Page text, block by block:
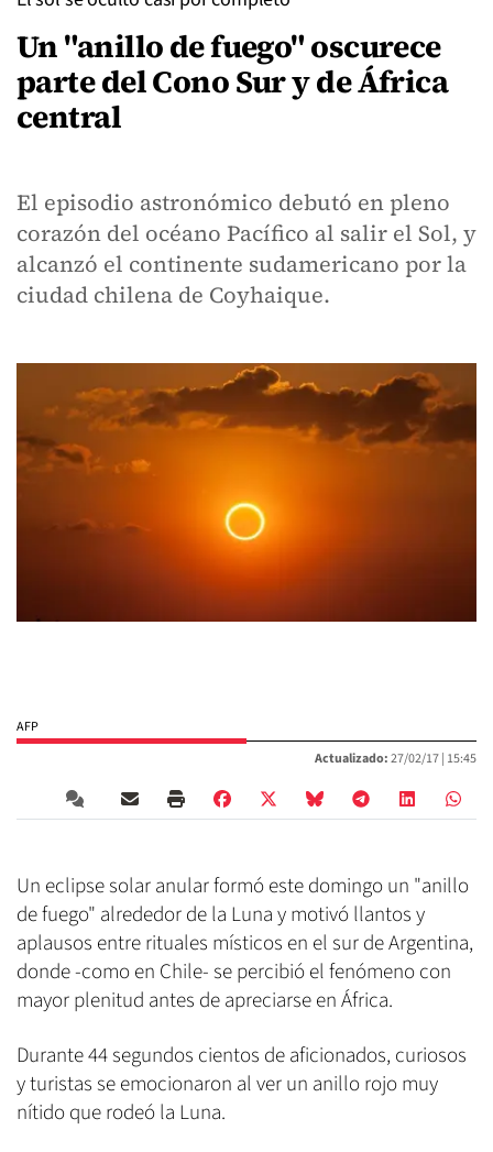
Un "anillo de fuego" oscurece
parte del Cono Sur y de África
central
El episodio astronómico debutó en pleno
corazón del océano Pacífico al salir el Sol, y
alcanzó el continente sudamericano por la
ciudad chilena de Coyhaique.
AFP
Actualizado:27/02/17 | 15:45
Un eclipse solar anular formó este domingo un "anillo
de fuego" alrededor de la Luna y motivó llantos y
aplausos entre rituales místicos en el sur de Argentina,
donde -como en Chile- se percibió el fenómeno con
mayor plenitud antes de apreciarse en África.
Durante 44 segundos cientos de aficionados, curiosos
y turistas se emocionaron al ver un anillo rojo muy
nítido que rodeó la Luna.